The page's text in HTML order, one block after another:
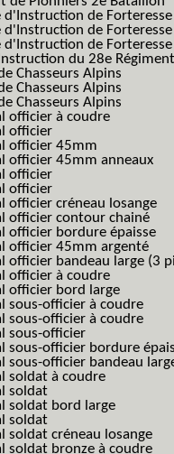
d'Instruction de
d'Instruction de
d'Instruction de
du 28e
Chasseurs Alpins
Chasseurs Alpins
Chasseurs Alpins
officier à coudre
officier
officier 45mm
officier 45mm anneaux
officier
officier
officier créneau losange
officier contour chainé
officier bordure épaisse
officier 45mm argenté
officier bandeau large (3
officier à coudre
officier bord large
sous-officier à coudre
sous-officier à coudre
sous-officier
sous-officier bordure
sous-officier bandeau
soldat à coudre
soldat
soldat bord large
soldat
soldat créneau losange
soldat bronze à coudre